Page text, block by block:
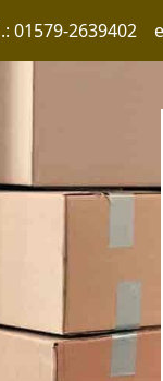
01579-2639402